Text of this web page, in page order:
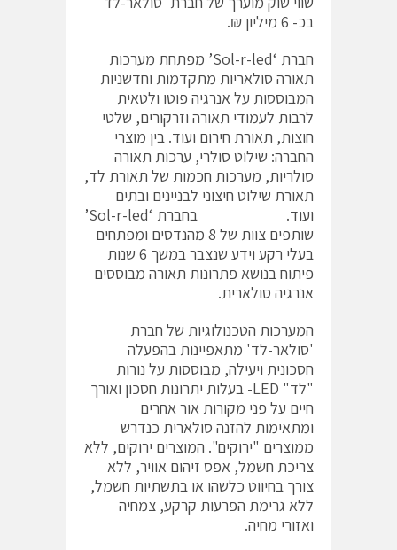
בכ- 6 מיליון ₪.
חברת ‘Sol-r-led’ מפתחת מערכות
תאורה סולאריות מתקדמות וחדשניות
המבוססות על אנרגיה פוטו ולטאית
לרבות לעמודי תאורה וזרקורים, שלטי
חוצות, תאורת חירום ועוד. בין מוצרי
החברה: שילוט סולרי, ערכות תאורה
סולריות, מערכות חכמות של תאורת לד,
תאורת שילוט חיצוני לבניינים ובתים
ועוד. בחברת ‘Sol-r-led’
שותפים צוות של 8 מהנדסים ומפתחים
בעלי רקע וידע שנצבר במשך 6 שנות
פיתוח בנושא פתרונות תאורה מבוססים
אנרגיה סולארית.
המערכות הטכנולוגיות של חברת
'סולאר-לד' מתאפיינות בהפעלה
חסכונית ויעילה, מבוססות על נורות
"לד" LED- בעלות יתרונות חסכון ואורך
חיים על פני מקורות אור אחרים
ומתאימות להזנה סולארית כנדרש
ממוצרים "ירוקים". המוצרים ירוקים, ללא
צריכת חשמל, אפס זיהום אוויר, ללא
צורך בחיווט כלשהו או בתשתיות חשמל,
ללא גרימת הפרעות קרקע, צמחיה
ואזורי מחיה.